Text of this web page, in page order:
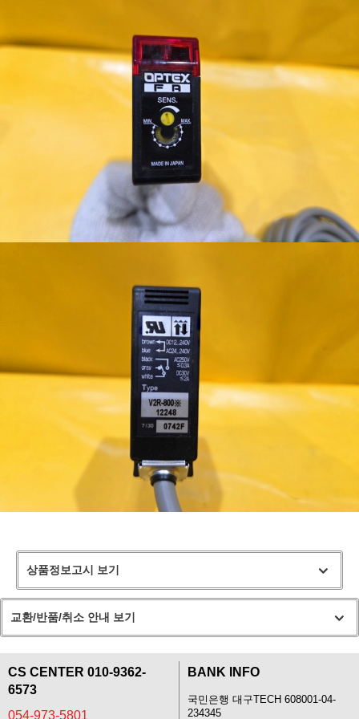
상품정보고시 보기
교환/반품/취소 안내 보기
CS CENTER 010-9362-
6573
054-973-5801
BANK INFO
국민은행 대구TECH 608001-04-
234345